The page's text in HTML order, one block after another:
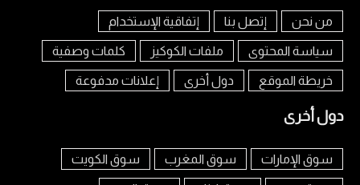
من نحن إتصل بنا إتفاقية الإستخدام
سياسة المحتوى ملفات الكوكيز كلمات وصفية
خريطة الموقع دول أخرى إعلانات مدفوعة
دول أخرى
سوق الإمارات سوق المغرب سوق الكويت